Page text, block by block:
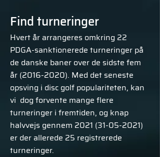
Find turneringer
Hvert år arrangeres omkring 22
PDGA-sanktionerede turneringer på
de danske baner over de sidste fem
år (2016-2020). Med det seneste
opsving i disc golf populariteten, kan
vi dog forvente mange flere
turneringer i fremtiden, og knap
halvvejs gennem 2021 (31-05-2021)
er der allerede 25 registrerede
turneringer.